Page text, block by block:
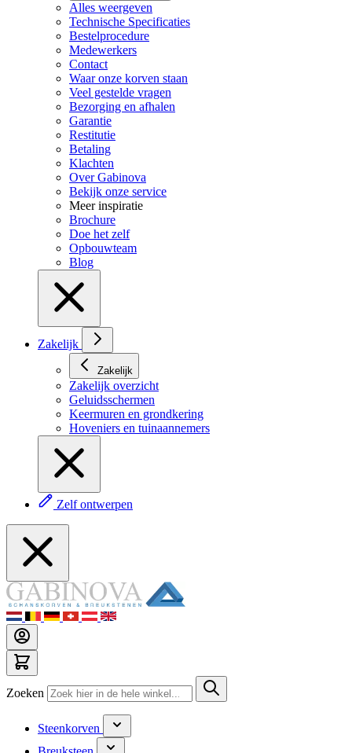
Alles weergeven
Technische Specificaties
Bestelprocedure
Medewerkers
Contact
Waar onze korven staan
Veel gestelde vragen
Bezorging en afhalen
Garantie
Restitutie
Betaling
Klachten
Over Gabinova
Bekijk onze service
Meer inspiratie
Brochure
Doe het zelf
Opbouwteam
Blog
Zakelijk
Zakelijk
Zakelijk overzicht
Geluidsschermen
Keermuren en grondkering
Hoveniers en tuinaannemers
Zelf ontwerpen
Zoeken
Steenkorven